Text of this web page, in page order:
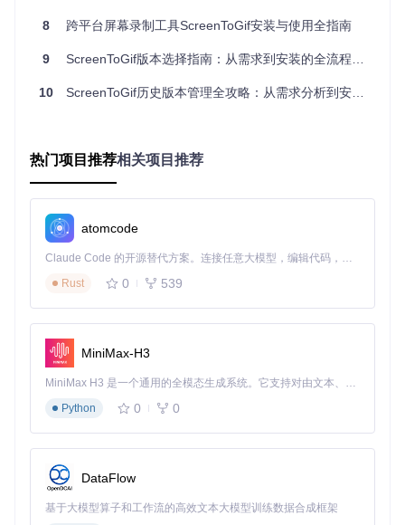
件，缺少这些库会导致启动失败或功能异常
操
系
赖
安装命令
nd
o
无特殊
依赖
无需额外操作
m
ac
O
S
Mono框
架、XQ
uartz
x
图形支
持库
sudo apt install libgdiplus lib
sudo dnf install libgdiplus-dev
功能模块：源代码获取与版本选择
适合开发者环境或需要自定义构建的场景
源码仓库克隆
操作：
8 跨平台屏幕录制工具ScreenToGif安装与使用全指南
9 ScreenToGif版本选择指南：从需求到安装的全流程解析
10 ScreenToGif历史版本管理全攻略：从需求分析到安全部署
热门项目推荐相关项目推荐
atomcode
Claude Code 的开源替代方案。连接任意大模型，编辑代码，运行命令，自动验证 — 全自动执行。用 Rust 构建，极致性能。 ｜ An open-source alternative to Claude Code. Connect any LLM, edit code, run commands, and verify changes — autonomously. Built in Rust for speed. Get Started
Rust
0 539
MiniMax-H3
MiniMax H3 是一个通用的全模态生成系统。它支持对由文本、图像、视频和音频组成的多模态上下文进行统一理解，并能生成分辨率高达 2K、时长可达 15 秒的带原生立体声音频的视频。得益于面向任务泛化的系统设计，H3 在预训练阶段就已具备广泛的多模态上下文理解与生成能力，能够出色地执行复杂的多模态指令。
Python
0 0
DataFlow
基于大模型算子和工作流的高效文本大模型训练数据合成框架